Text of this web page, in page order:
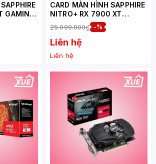
GAMING
CARD MÀN HÌNH SAPPHIRE
NITRO+ RX 7900 XT
GAMING OC VAPOR-X
20GB
25.999.000₫ -%
Liên hệ
Liên hệ